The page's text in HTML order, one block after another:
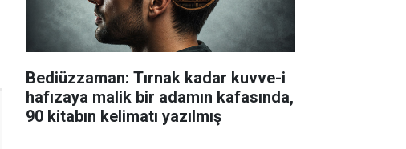
Bediüzzaman: Tırnak kadar kuvve-i
hafızaya malik bir adamın kafasında,
90 kitabın kelimatı yazılmış